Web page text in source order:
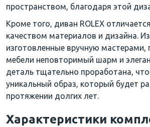
пространством, благодаря этой
Кроме того, диван ROLEX
качеством материалов и дизайна.
изготовленные вручную мастерами,
мебели неповторимый шарм и
деталь тщательно проработана,
уникальный образ, который будет
протяжении долгих лет.
Характеристики